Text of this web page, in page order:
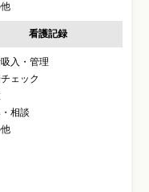
看護記録
入・管理
ェック
相談